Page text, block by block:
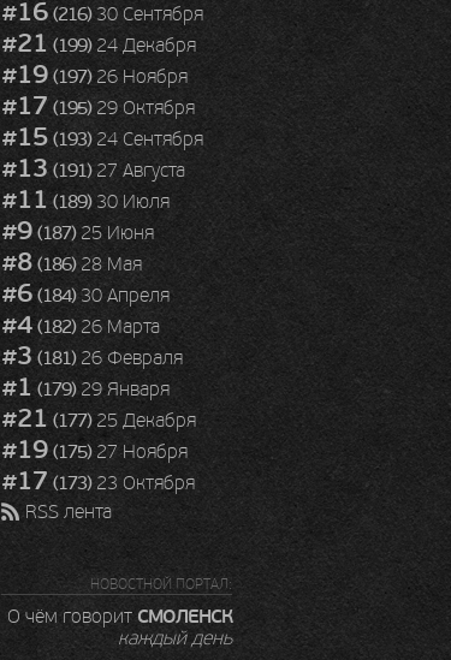
#16 (216)30 Сентября
#21 (199)24 Декабря
#19 (197)26 Ноября
#17 (195)29 Октября
#15 (193)24 Сентября
#13 (191)27 Августа
#11 (189)30 Июля
#9 (187)25 Июня
#8 (186)28 Мая
#6 (184)30 Апреля
#4 (182)26 Марта
#3 (181)26 Февраля
#1 (179)29 Января
#21 (177)25 Декабря
#19 (175)27 Ноября
#17 (173)23 Октября
RSS лента
НОВОСТНОЙ ПОРТАЛ:
О чём говорит СМОЛЕНСК
каждый день